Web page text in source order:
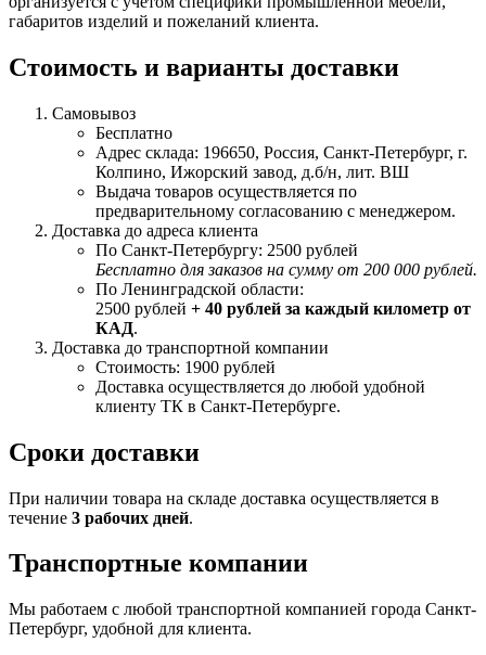
габаритов изделий и пожеланий клиента.
Стоимость и варианты доставки
Самовывоз
Бесплатно
Адрес склада: 196650, Россия, Санкт-Петербург, г.
Колпино, Ижорский завод, д.б/н, лит. ВШ
Выдача товаров осуществляется по
предварительному согласованию с менеджером.
Доставка до адреса клиента
По Санкт-Петербургу: 2500 рублей
Бесплатно для заказов на сумму от 200 000 рублей.
По Ленинградской области:
2500 рублей + 40 рублей за каждый километр от
КАД.
Доставка до транспортной компании
Стоимость: 1900 рублей
Доставка осуществляется до любой удобной
клиенту ТК в Санкт-Петербурге.
Сроки доставки
При наличии товара на складе доставка осуществляется в
течение 3 рабочих дней.
Транспортные компании
Мы работаем с любой транспортной компанией города Санкт-
Петербург, удобной для клиента.